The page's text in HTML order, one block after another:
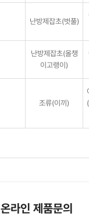
난방제잡초(벗풀)
난방제잡초(올챙
이고랭이)
조류(이끼)
온라인 제품문의